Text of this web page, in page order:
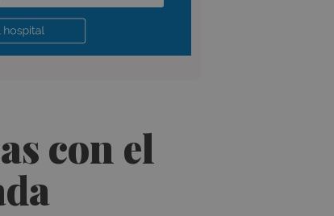
con el